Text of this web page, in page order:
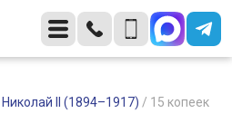
Николай II (1894–1917) / 15 копеек